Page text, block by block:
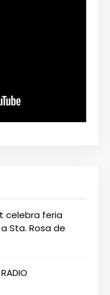
celebra feria
Sta. Rosa de